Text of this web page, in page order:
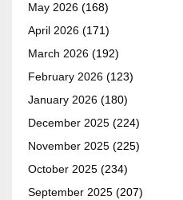
May 2026 (168)
April 2026 (171)
March 2026 (192)
February 2026 (123)
January 2026 (180)
December 2025 (224)
November 2025 (225)
October 2025 (234)
September 2025 (207)